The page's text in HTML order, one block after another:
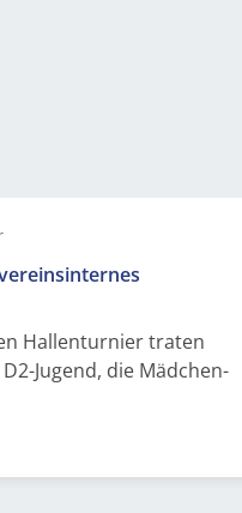
Hallenturnier traten
Jugend, die Mädchen-